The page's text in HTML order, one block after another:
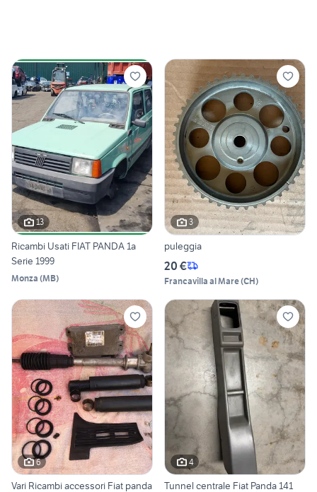
13
Ricambi Usati FIAT PANDA 1a
Serie 1999
Monza (MB)
3
puleggia
20 €
Francavilla al Mare(CH)
6
Vari Ricambi accessori Fiat panda
4
Tunnel centrale Fiat Panda 141